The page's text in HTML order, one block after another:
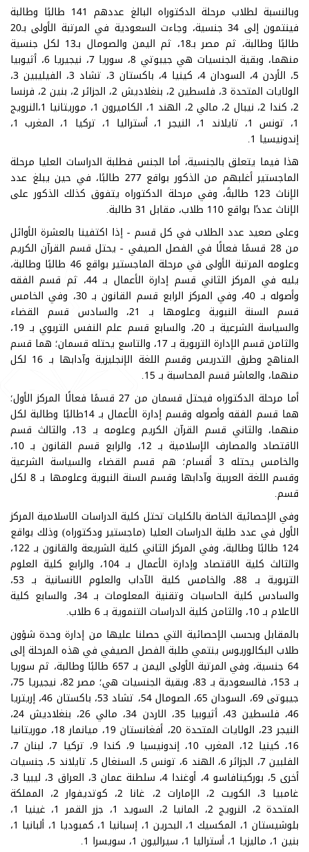
وبالنسبة لطلاب مرحلة الدكتوراه البالغ عددهم 141 طالبًا وطالبة
فينتمون إلى 34 جنسية، وجاءت السعودية في المرتبة الأولى بـ20
طالبًا وطالبة، ثم مصر بـ18، ثم اليمن والصومال بـ13 لكل جنسية
منهما، وبقية الجنسيات هي جيبوتي 8، سوريا 7، نيجيريا 6، أثيوبيا
5، الأردن 4، السودان 4، كينيا 4، باكستان 3، تشاد 3، الفيليبين 3،
الولايات المتحدة 3، فلسطين 2، بنغلاديش 2، الجزائر 2، بنين 2، فرنسا
2، كندا 2، نيبال 2، مالي 2، الهند 1، الكاميرون 1، موريتانيا 1،النرويج
1، تونس 1، تايلاند 1، النيجر 1، أستراليا 1، تركيا 1، المغرب 1،
إندونيسيا 1.
هذا فيما يتعلق بالجنسية، أما الجنس فطلبة الدراسات العليا مرحلة
الماجستير أغلبهم من الذكور بواقع 277 طالبًا، في حين يبلغ عدد
الإناث 123 طالبةً، وفي مرحلة الدكتوراه يتفوق كذلك الذكور على
الإناث عددًا بواقع 110 طلاب، مقابل 31 طالبة.
وعلى صعيد عدد الطلاب في كل قسم - إذا اكتفينا بالعشرة الأوائل
من 28 قسمًا فعالًا في الفصل الصيفي - يحتل قسم القرآن الكريم
وعلومه المرتبة الأولى في مرحلة الماجستير بواقع 46 طالبًا وطالبة،
يليه في المركز الثاني قسم إدارة الأعمال بـ 44، ثم قسم الفقه
وأصوله بـ 40، وفي المركز الرابع قسم القانون بـ 30، وفي الخامس
قسم السنة النبوية وعلومها بـ 21، والسادس قسم القضاء
والسياسة الشرعية بـ 20، والسابع قسم علم النفس التربوي بـ 19،
والثامن قسم الإدارة التربوية بـ 17، والتاسع يحتله قسمان؛ هما قسم
المناهج وطرق التدريس وقسم اللغة الإنجليزية وآدابها بـ 16 لكل
منهما، والعاشر قسم المحاسبة بـ 15.
أما مرحلة الدكتوراه فيحتل قسمان من 27 قسمًا فعالًا المركز الأول؛
هما قسم الفقه وأصوله وقسم إدارة الأعمال بـ 14طالبًا وطالبة لكل
منهما، والثاني قسم القرآن الكريم وعلومه بـ 13، والثالث قسم
الاقتصاد والمصارف الإسلامية بـ 12، والرابع قسم القانون بـ 10،
والخامس يحتله 3 أقسام؛ هم قسم القضاء والسياسة الشرعية
وقسم اللغة العربية وآدابها وقسم السنة النبوية وعلومها بـ 8 لكل
قسم.
وفي الإحصائية الخاصة بالكليات تحتل كلية الدراسات الاسلامية المركز
الأول في عدد طلبة الدراسات العليا (ماجستير ودكتوراه) وذلك بواقع
124 طالبًا وطالبة، وفي المركز الثاني كلية الشريعة والقانون بـ 122،
والثالث كلية الاقتصاد وإدارة الأعمال بـ 104، والرابع كلية العلوم
التربوية بـ 88، والخامس كلية الآداب والعلوم الانسانية بـ 53،
والسادس كلية الحاسبات وتقنية المعلومات بـ 34، والسابع كلية
الاعلام بـ 10، والثامن كلية الدراسات التنموية بـ 6 طلاب.
بالمقابل وبحسب الإحصائية التي حصلنا عليها من إدارة وحدة شؤون
طلاب البكالوريوس ينتمي طلبة الفصل الصيفي في هذه المرحلة إلى
64 جنسية، وفي المرتبة الأولى اليمن بـ 657 طالبًا وطالبة، ثم سوريا
بـ 153، فالسعودية بـ 83، وبقية الجنسيات هي؛ مصر 82، نيجيريا 75،
جيبوتى 69، السودان 65، الصومال 54، تشاد 53، باكستان 46، إريتريا
46، فلسطين 43، أثيوبيا 35، الاردن 34، مالي 26، بنغلاديش 24،
النيجر 23، الولايات المتحدة 20، أفغانستان 19، ميانمار 18، موريتانيا
16، كينيا 12، المغرب 10، إندونيسيا 9، كندا 9، تركيا 7، لبنان 7،
الفلبين 7، الجزائر 6، الهند 6، تونس 5، السنغال 5، تايلاند 5، جنسيات
أخرى 5، بوركينافاسو 4، أوغندا 4، سلطنة عمان 3، العراق 3، ليبيا 3،
غامبيا 3، الكويت 2، الإمارات 2، غانا 2، كوتديفوار 2، المملكة
المتحدة 2، النرويج 2، المانيا 2، السويد 1، جزر القمر 1، غينيا 1،
بلوشيستان 1، المكسيك 1، البحرين 1، إسبانيا 1، كمبوديا 1، ألبانيا 1،
بنين 1، ماليزيا 1، أستراليا 1، سيراليون 1، سويسرا 1.